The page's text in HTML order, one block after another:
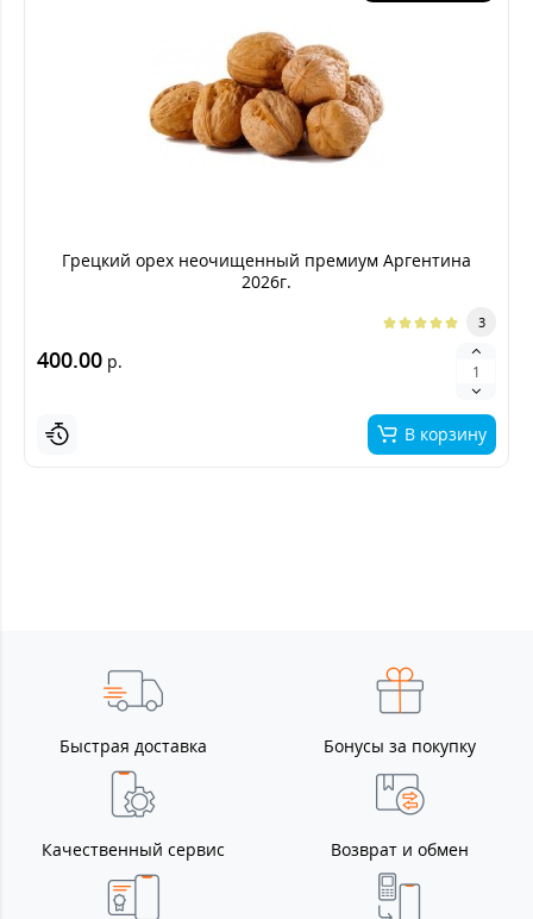
Грецкий орех неочищенный премиум Аргентина
2026г.
3
400.00 р.
В корзину
Быстрая доставка Бонусы за покупку
Качественный сервис Возврат и обмен